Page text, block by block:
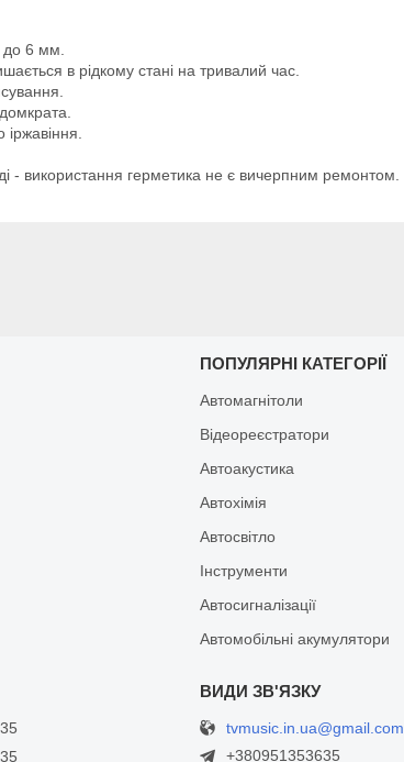
до 6 мм.
в рідкому стані на тривалий час.
- використання герметика не є вичерпним ремонтом.
ПОПУЛЯРНІ КАТЕГОРІЇ
Автомагнітоли
Відеореєстратори
Автоакустика
Автохімія
Автосвітло
Інструменти
Автосигналізації
Автомобільні акумулятори
tvmusic.in.ua@gmail.com
+380951353635